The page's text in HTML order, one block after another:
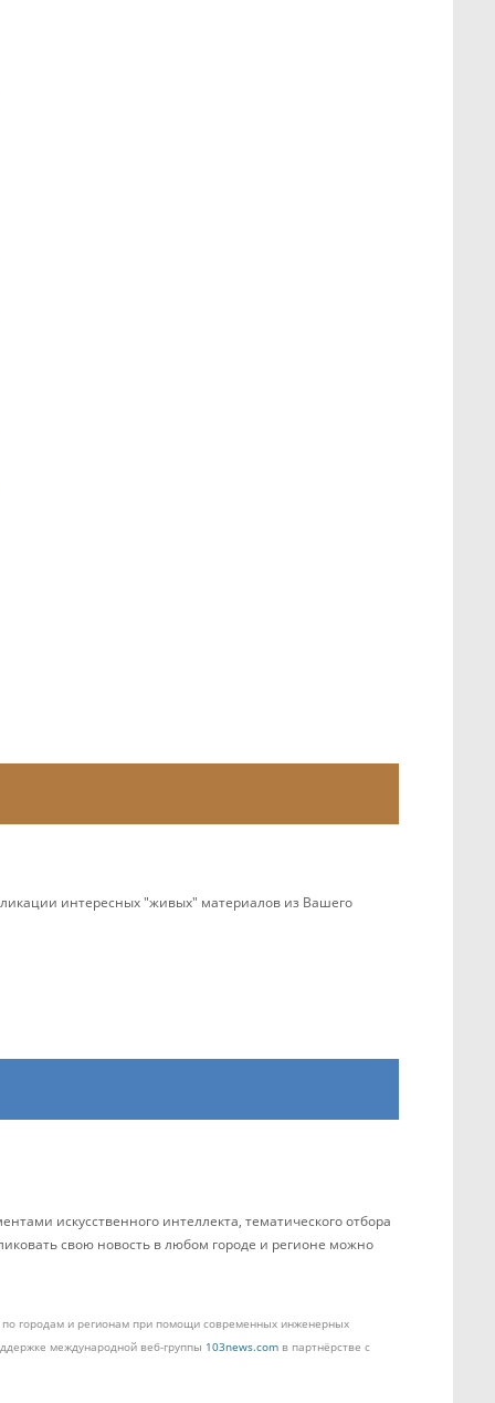
интересных "живых" материалов из Вашего
искусственного интеллекта, тематического отбора
свою новость в любом городе и регионе можно
по городам и регионам при помощи современных инженерных
международной веб-группы 103news.com в партнёрстве с